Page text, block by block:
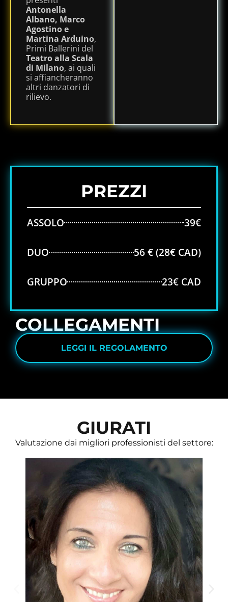
Antonella
Albano, Marco
Agostino e
Martina Arduino,
Primi Ballerini del
Teatro alla Scala
di Milano, ai quali
si affiancheranno
altri danzatori di
rilievo.
PREZZI
ASSOLO 39€
DUO 56 € (28€ CAD)
GRUPPO 23€ CAD
COLLEGAMENTI
LEGGI IL REGOLAMENTO
GIURATI
Valutazione dai migliori professionisti del settore: